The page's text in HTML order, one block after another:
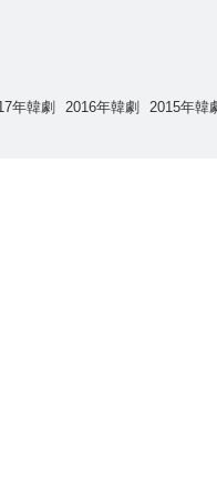
年韓劇 2016年韓劇 2015年韓